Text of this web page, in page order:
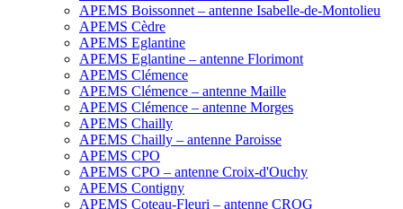
APEMS Boissonnet – antenne Isabelle-de-Montolieu
APEMS Cèdre
APEMS Eglantine
APEMS Eglantine – antenne Florimont
APEMS Clémence
APEMS Clémence – antenne Maille
APEMS Clémence – antenne Morges
APEMS Chailly
APEMS Chailly – antenne Paroisse
APEMS CPO
APEMS CPO – antenne Croix-d'Ouchy
APEMS Contigny
APEMS Coteau-Fleuri – antenne CROG